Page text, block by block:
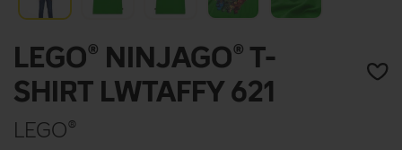
LEGO® NINJAGO® T-
SHIRT LWTAFFY 621
LEGO®